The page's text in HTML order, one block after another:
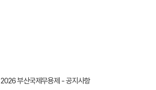
2026 부산국제무용제 - 공지사항